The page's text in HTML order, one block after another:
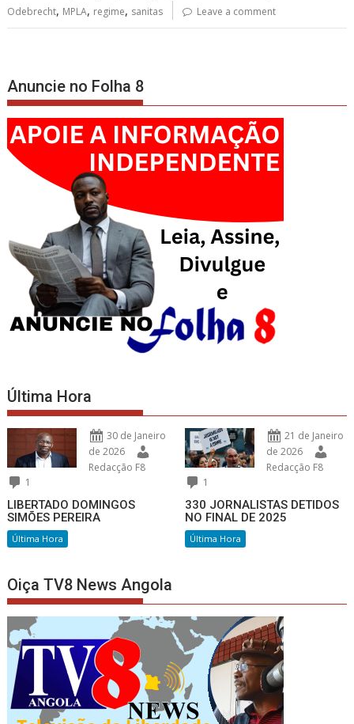
Odebrecht, MPLA, regime, sanitas Leave a comment
Anuncie no Folha 8
Última Hora
30 de Janeiro
de 2026
Redacção F8
1
LIBERTADO DOMINGOS
SIMÕES PEREIRA
Última Hora
21 de Janeiro
de 2026
Redacção F8
1
330 JORNALISTAS DETIDOS
NO FINAL DE 2025
Última Hora
Oiça TV8 News Angola